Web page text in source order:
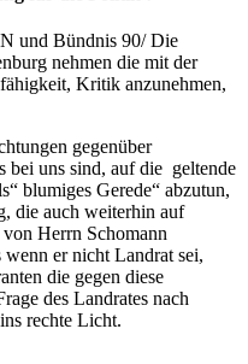
und Bündnis 90/ Die
nehmen die mit der
Kritik anzunehmen,
gegenüber
bei uns sind, auf die geltende
blumiges Gerede“ abzutun,
die auch weiterhin auf
Herrn Schomann
wenn er nicht Landrat sei,
die gegen diese
des Landrates nach
rechte Licht.